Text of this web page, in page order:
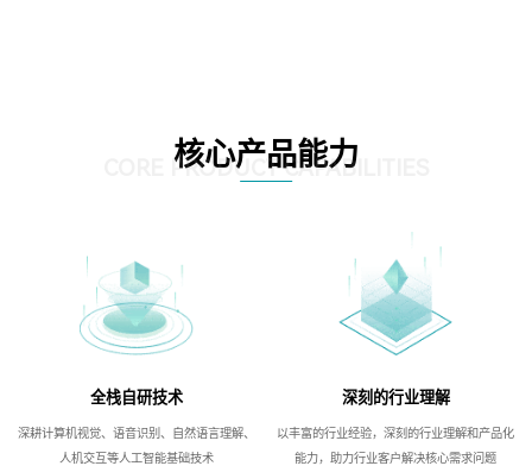
核心产品能力
CORE PRODUCT CAPABILITIES
全栈自研技术
深耕计算机视觉、语音识别、自然语言理解、
人机交互等人工智能基础技术
深刻的行业理解
以丰富的行业经验，深刻的行业理解和产品化
能力，助力行业客户解决核心需求问题